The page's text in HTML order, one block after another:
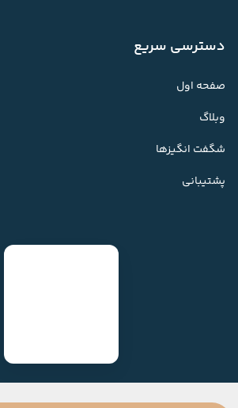
دسترسی سریع
صفحه اول
وبلاگ
شگفت انگیزها
پشتیبانی